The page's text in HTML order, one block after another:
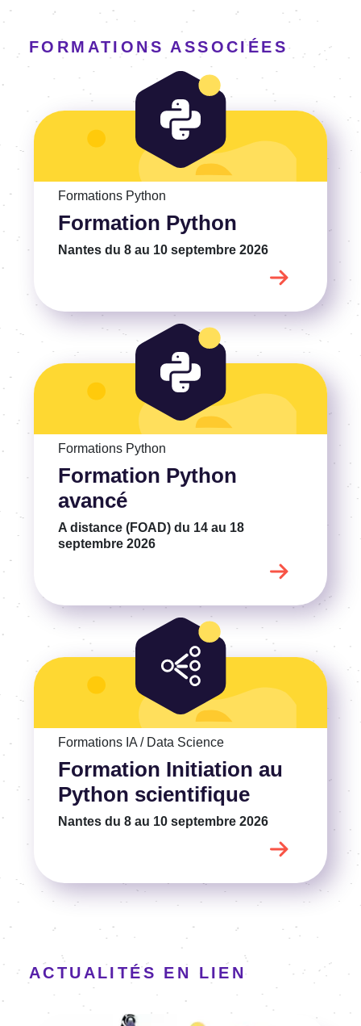
FORMATIONS ASSOCIÉES
Formations Python
Formation Python
Nantes du 8 au 10 septembre 2026
Voir la Formation Python
Formations Python
Formation Python
avancé
A distance (FOAD) du 14 au 18
septembre 2026
Voir la Formation Python avancé
Formations IA / Data Science
Formation Initiation au
Python scientifique
Nantes du 8 au 10 septembre 2026
Voir la Formation Initiation au Python scientifique
ACTUALITÉS EN LIEN
Image